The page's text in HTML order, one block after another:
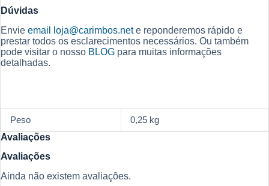
Dúvidas
Envie email loja@carimbos.nete reponderemos rápido e
prestar todos os esclarecimentos necessários. Ou também
pode visitar o nosso BLOG para muitas informações
detalhadas.
Peso
0,25 kg
Avaliações
Avaliações
Ainda não existem avaliações.